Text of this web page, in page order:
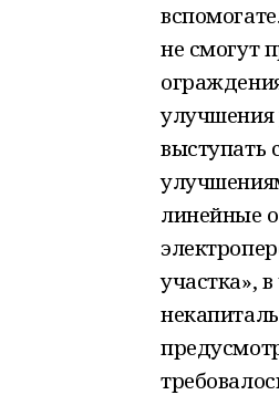
не смогут
улучшения
выступать
линейные
участка»,